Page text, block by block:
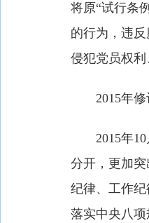
将原“试行条
的行为，违
侵犯党员权
2015年修
2015年10
分开，更加
纪律、工作
落实中央八